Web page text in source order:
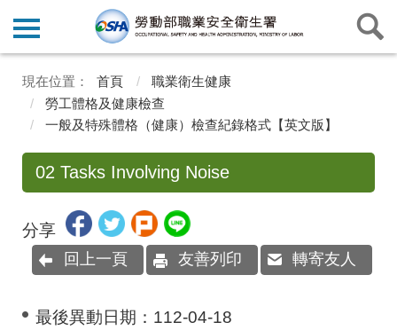
首頁
職業衛生健康
勞工體格及健康檢查
一般及特殊體格（健康）檢查紀錄格式【英文版】
02 Tasks Involving Noise
分享
回上一頁 友善列印 轉寄友人
最後異動日期： 112-04-18